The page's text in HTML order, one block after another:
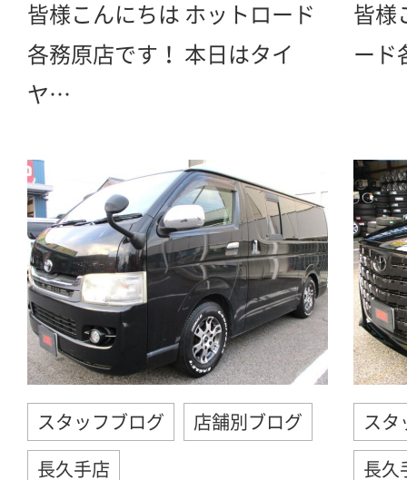
皆様こんにちは ホットロード
各務原店です！ 本日はタイ
ヤ…
皆様
ード
スタッフブログ 店舗別ブログ
長久手店
スタ
長久